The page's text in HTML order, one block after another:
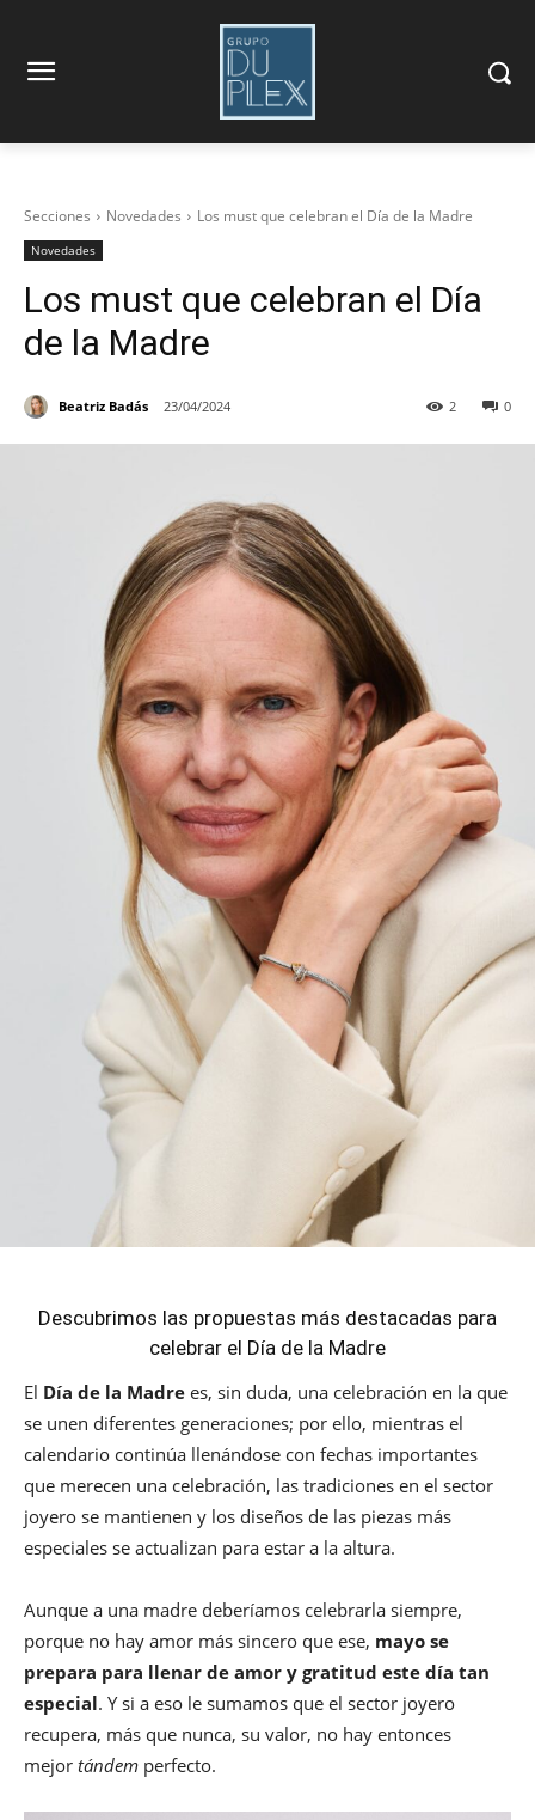
Secciones Novedades Los must que celebran el Día de la Madre
Novedades
Los must que celebran el Día
de la Madre
Beatriz Badás 23/04/2024 0
2
Descubrimos las propuestas más destacadas para
celebrar el Día de la Madre
El Día de la Madre es, sin duda, una celebración en la que
se unen diferentes generaciones; por ello, mientras el
calendario continúa llenándose con fechas importantes
que merecen una celebración, las tradiciones en el sector
joyero se mantienen y los diseños de las piezas más
especiales se actualizan para estar a la altura.
Aunque a una madre deberíamos celebrarla siempre,
porque no hay amor más sincero que ese, mayo se
prepara para llenar de amor y gratitud este día tan
especial. Y si a eso le sumamos que el sector joyero
recupera, más que nunca, su valor, no hay entonces
mejor tándem perfecto.